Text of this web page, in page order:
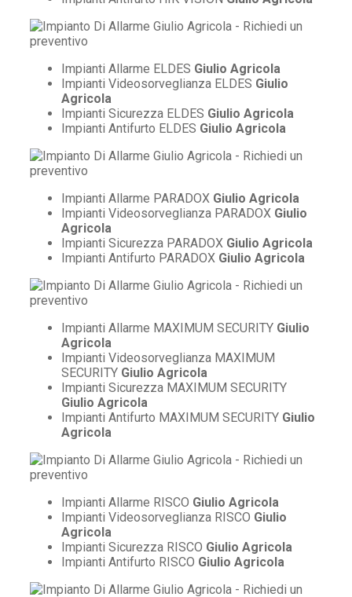
Impianti Allarme ELDES Giulio Agricola
Impianti Videosorveglianza ELDES Giulio
Agricola
Impianti Sicurezza ELDES Giulio Agricola
Impianti Antifurto ELDES Giulio Agricola
Impianti Allarme PARADOX Giulio Agricola
Impianti Videosorveglianza PARADOX Giulio
Agricola
Impianti Sicurezza PARADOX Giulio Agricola
Impianti Antifurto PARADOX Giulio Agricola
Impianti Allarme MAXIMUM SECURITY Giulio
Agricola
Impianti Videosorveglianza MAXIMUM
SECURITY Giulio Agricola
Impianti Sicurezza MAXIMUM SECURITY
Giulio Agricola
Impianti Antifurto MAXIMUM SECURITY Giulio
Agricola
Impianti Allarme RISCO Giulio Agricola
Impianti Videosorveglianza RISCO Giulio
Agricola
Impianti Sicurezza RISCO Giulio Agricola
Impianti Antifurto RISCO Giulio Agricola